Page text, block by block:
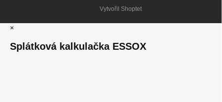
Vytvořil Shoptet
×
Splátková kalkulačka ESSOX